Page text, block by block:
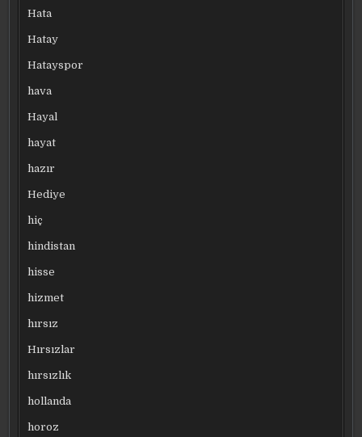
Hata
Hatay
Hatayspor
hava
Hayal
hayat
hazır
Hediye
hiç
hindistan
hisse
hizmet
hırsız
Hırsızlar
hırsızlık
hollanda
horoz